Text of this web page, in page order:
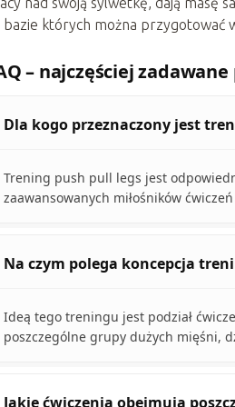
bazie których można przygotować
– najczęściej
Dla kogo przeznaczony jest
Trening push pull legs jest
zaawansowanych miłośników ćwiczeń
Na czym polega koncepcja
Ideą tego treningu jest podział
poszczególne grupy dużych mięśni,
Jakie ćwiczenia obejmują